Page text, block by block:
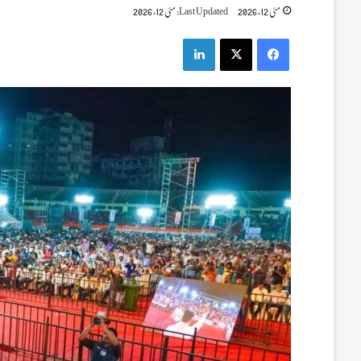
مئی 12, 2026 Last Updated: مئی 12, 2026
Facebook
X
LinkedIn